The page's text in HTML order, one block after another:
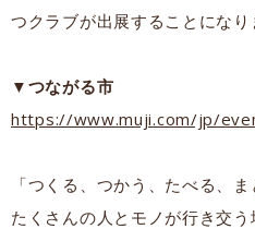
つクラブが出展することになり
▼つながる市
https://www.muji.com/jp/
「つくる、つかう、たべる、ま
たくさんの人とモノが行き交う